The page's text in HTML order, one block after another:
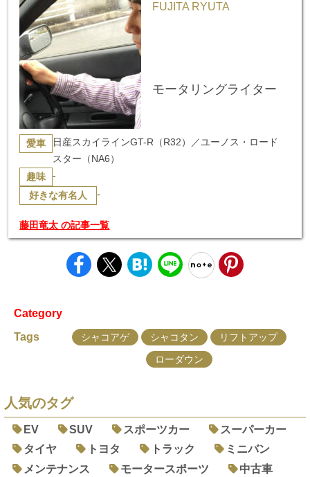
FUJITA RYUTA
モータリングライター
愛車
日産スカイラインGT-R（R32）／ユーノス・ロード
スター（NA6）
趣味 -
好きな有名人 -
藤田竜太 の記事一覧
Category
Tags
シャコアゲ シャコタン
リフトアップ
ローダウン
人気のタグ
EV SUV スポーツカー
スーパーカー
タイヤ
トヨタ トラック
ミニバン
メンテナンス
モータースポーツ
中古車